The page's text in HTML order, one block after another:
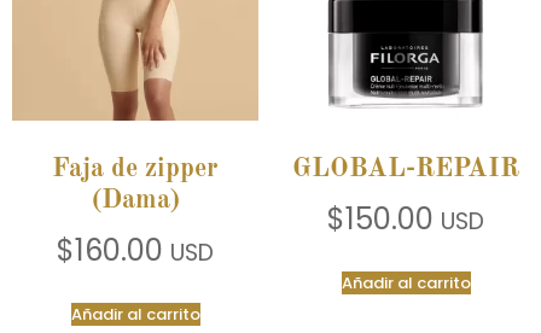
Faja de zipper
(Dama)
$160.00 USD
Añadir al carrito
GLOBAL-REPAIR
$150.00 USD
Añadir al carrito